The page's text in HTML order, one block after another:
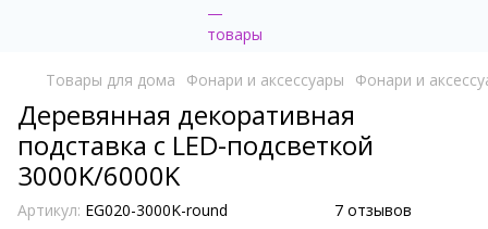
Товары для дома Фонари и аксессуары Фонари и
Деревянная декоративная
подставка с LED-подсветкой
3000K/6000K
Артикул: EG020-3000K-round 7 отзывов